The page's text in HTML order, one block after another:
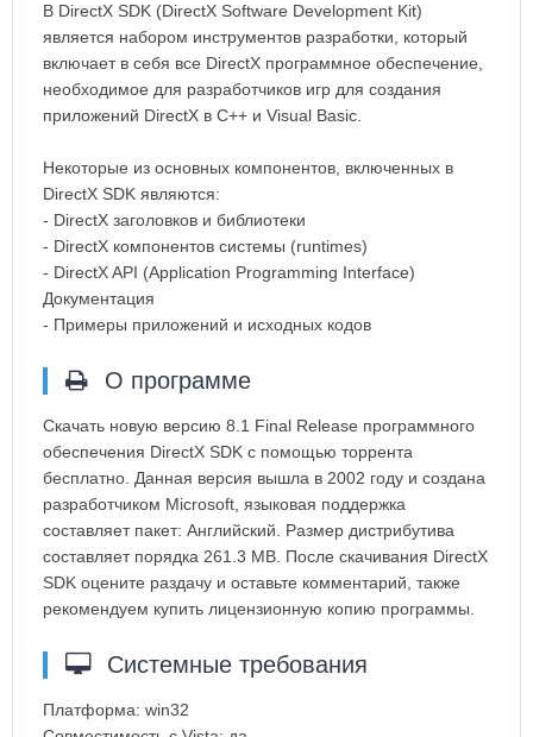
В DirectX SDK (DirectX Software Development Kit)
является набором инструментов разработки, который
включает в себя все DirectX программное обеспечение,
необходимое для разработчиков игр для создания
приложений DirectX в C++ и Visual Basic.
Некоторые из основных компонентов, включенных в
DirectX SDK являются:
- DirectX заголовков и библиотеки
- DirectX компонентов системы (runtimes)
- DirectX API (Application Programming Interface)
Документация
- Примеры приложений и исходных кодов
О программе
Скачать новую версию 8.1 Final Release программного
обеспечения DirectX SDK с помощью торрента
бесплатно. Данная версия вышла в 2002 году и создана
разработчиком Microsoft, языковая поддержка
составляет пакет: Английский. Размер дистрибутива
составляет порядка 261.3 MB. После скачивания DirectX
SDK оцените раздачу и оставьте комментарий, также
рекомендуем купить лицензионную копию программы.
Системные требования
Платформа: win32